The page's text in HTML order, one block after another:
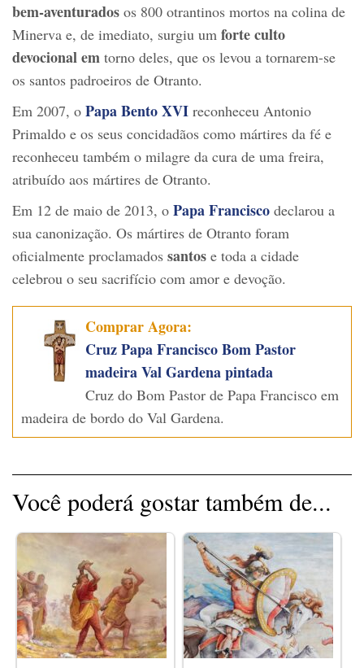
bem-aventurados os 800 otrantinos mortos na colina de
Minerva e, de imediato, surgiu um forte culto
devocional em torno deles, que os levou a tornarem-se
os santos padroeiros de Otranto.
Em 2007, o Papa Bento XVI reconheceu Antonio
Primaldo e os seus concidadãos como mártires da fé e
reconheceu também o milagre da cura de uma freira,
atribuído aos mártires de Otranto.
Em 12 de maio de 2013, o Papa Francisco declarou a
sua canonização. Os mártires de Otranto foram
oficialmente proclamados santos e toda a cidade
celebrou o seu sacrifício com amor e devoção.
Comprar Agora:
Cruz Papa Francisco Bom Pastor
madeira Val Gardena pintada
Cruz do Bom Pastor de Papa Francisco em
madeira de bordo do Val Gardena.
Você poderá gostar também de...